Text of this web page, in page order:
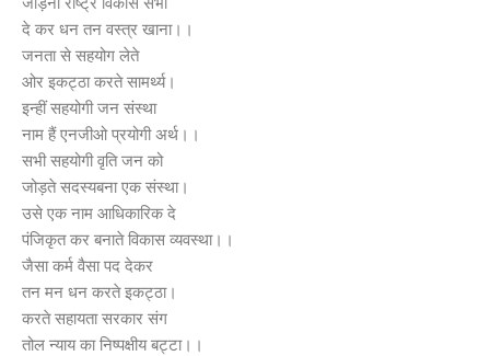
दे कर धन तन वस्त्र खाना।।
जनता से सहयोग लेते
ओर इकट्ठा करते सामर्थ्य।
इन्हीं सहयोगी जन संस्था
नाम हैं एनजीओ प्रयोगी अर्थ।।
सभी सहयोगी वृति जन को
जोड़ते सदस्यबना एक संस्था।
उसे एक नाम आधिकारिक दे
पंजिकृत कर बनाते विकास व्यवस्था।।
जैसा कर्म वैसा पद देकर
तन मन धन करते इकट्ठा।
करते सहायता सरकार संग
तोल न्याय का निष्पक्षीय बट्टा।।